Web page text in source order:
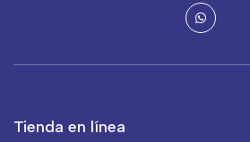
Tienda en línea